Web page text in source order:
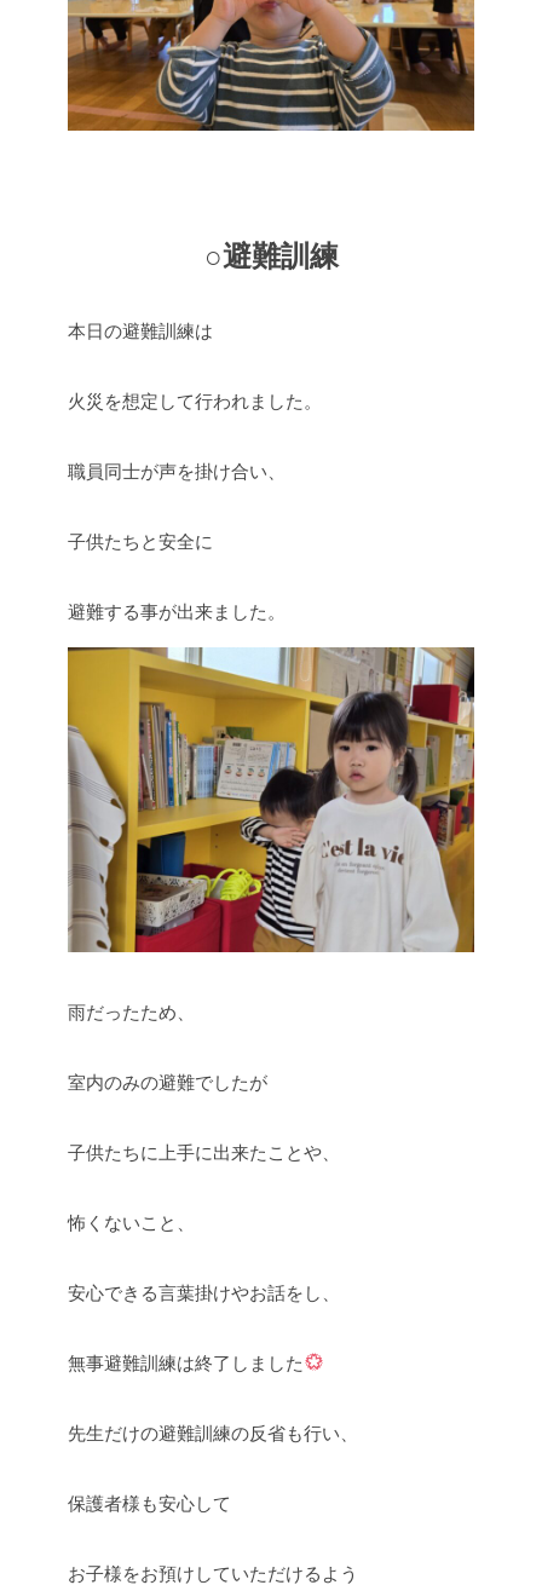
○避難訓練
本日の避難訓練は
火災を想定して行われました。
職員同士が声を掛け合い、
子供たちと安全に
避難する事が出来ました。
雨だったため、
室内のみの避難でしたが
子供たちに上手に出来たことや、
怖くないこと、
安心できる言葉掛けやお話をし、
無事避難訓練は終了しました
先生だけの避難訓練の反省も行い、
保護者様も安心して
お子様をお預けしていただけるよう